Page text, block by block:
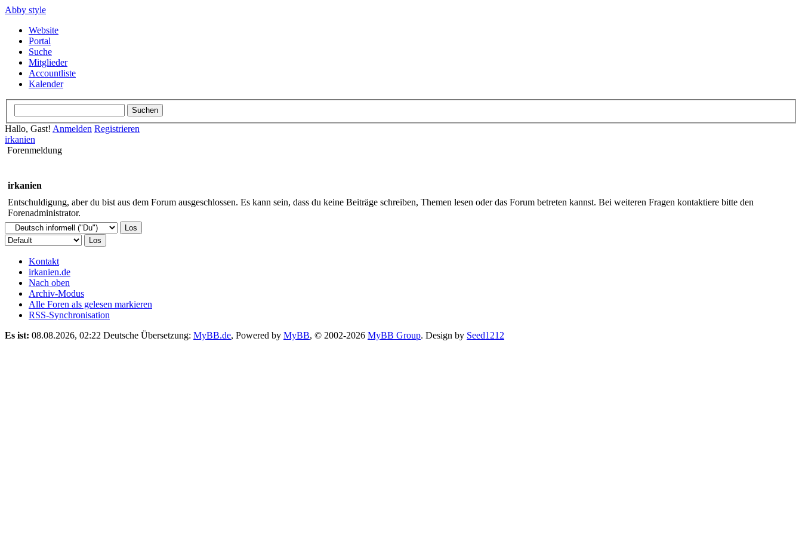
Abby style
Website
Portal
Suche
Mitglieder
Accountliste
Kalender
Hallo, Gast! Anmelden Registrieren
irkanien
Forenmeldung
irkanien
Entschuldigung, aber du bist aus dem Forum ausgeschlossen. Es kann sein, dass du keine Beiträge schreiben, Themen lesen oder das Forum betreten kannst. Bei weiteren Fragen kontaktiere bitte den
Forenadministrator.
Kontakt
irkanien.de
Nach oben
Archiv-Modus
Alle Foren als gelesen markieren
RSS-Synchronisation
Es ist: 08.08.2026, 02:22 Deutsche Übersetzung: MyBB.de, Powered by MyBB, © 2002-2026 MyBB Group. Design by Seed1212